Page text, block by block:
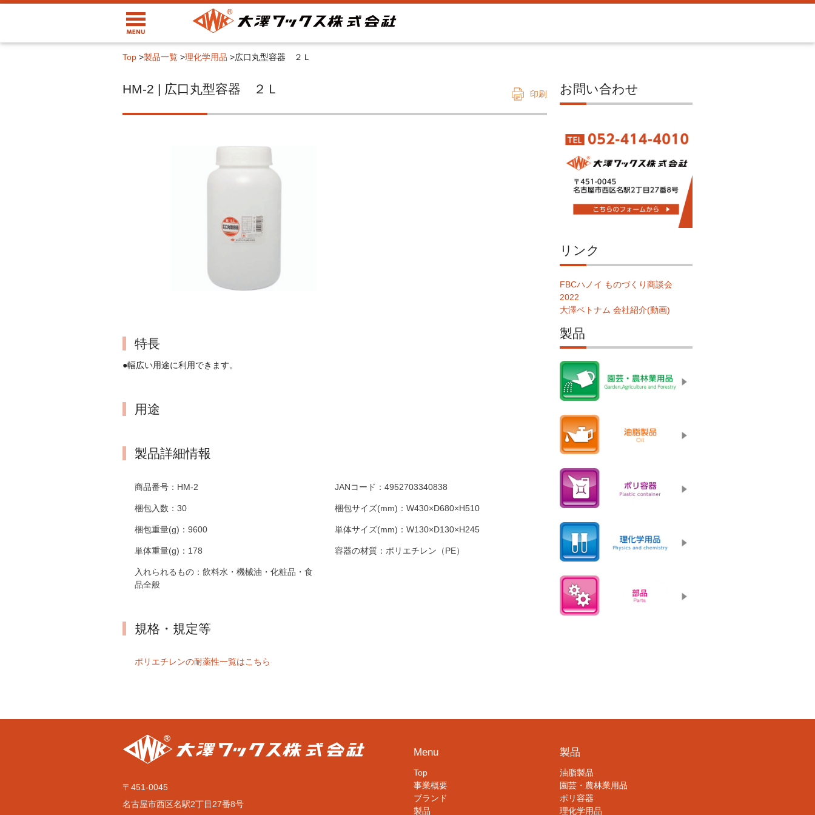
Top >製品一覧 >理化学用品 >広口丸型容器 ２Ｌ
HM-2 | 広口丸型容器 ２Ｌ 印刷
特長
●幅広い用途に利用できます。
用途
製品詳細情報
商品番号： HM-2 JANコード： 4952703340838
梱包入数： 30 梱包サイズ(mm)： W430×D680×H510
梱包重量(g)： 9600 単体サイズ(mm)： W130×D130×H245
単体重量(g)： 178 容器の材質： ポリエチレン（PE）
入れられるもの： 飲料水・機械油・化粧品・食
品全般
規格・規定等
ポリエチレンの耐薬性一覧はこちら
お問い合わせ
リンク
FBCハノイ ものづくり商談会
2022
大澤ベトナム 会社紹介(動画)
製品
〒451-0045
名古屋市西区名駅2丁目27番8号
Menu
Top
事業概要
ブランド
製品
製品
油脂製品
園芸・農林業用品
ポリ容器
理化学用品